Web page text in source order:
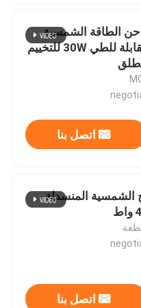
الطاقة الشمسية
المحمولة القابلة للطي 30W للتخييم
اتصل بنا
الشمسية المنسدلة
اتصل بنا